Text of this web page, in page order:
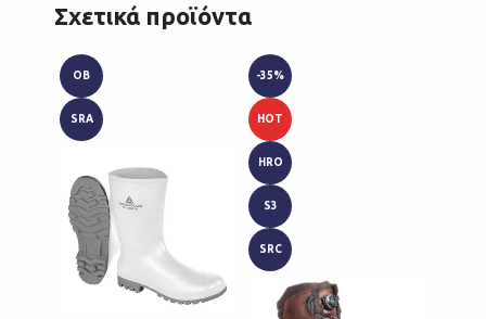
Σχετικά προϊόντα
OB
SRA
-35%
HOT
HRO
S3
SRC